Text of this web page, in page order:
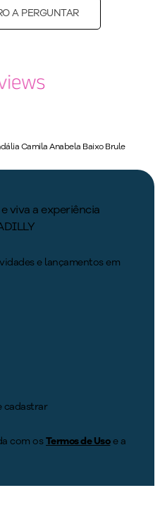
A PERGUNTAR
Camila Anabela Baixo Brule
viva a experiência
e lançamentos em
cadastrar
com osTermos de Usoe a